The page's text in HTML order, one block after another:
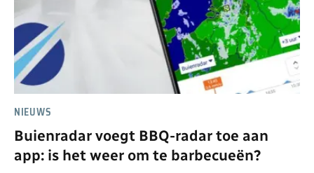
NIEUWS
Buienradar voegt BBQ-radar toe aan
app: is het weer om te barbecueën?